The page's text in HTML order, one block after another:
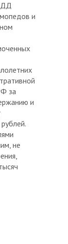
и
за
и
не